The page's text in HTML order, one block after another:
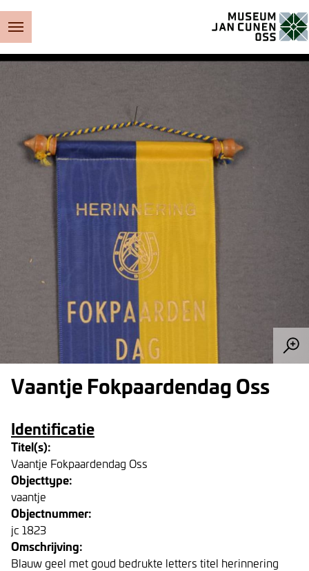
Vaantje Fokpaardendag Oss
Identificatie
Titel(s):
Vaantje Fokpaardendag Oss
Objecttype:
vaantje
Objectnummer:
jc 1823
Omschrijving:
Blauw geel met goud bedrukte letters titel herinnering